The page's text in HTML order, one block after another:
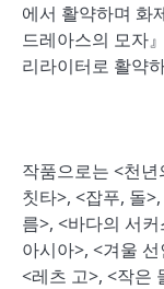
에서 활약하며 화
드레아스의 모자
리라이터로 활약
작품으로는 <천
칫타>, <잡푸, 돌
름>, <바다의 서
아시아>, <겨울
<레츠 고>, <작은